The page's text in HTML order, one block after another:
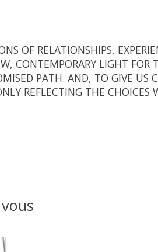
OF RELATIONSHIPS,
CONTEMPORARY LIGHT FOR
PATH. AND, TO GIVE US
REFLECTING THE CHOICES